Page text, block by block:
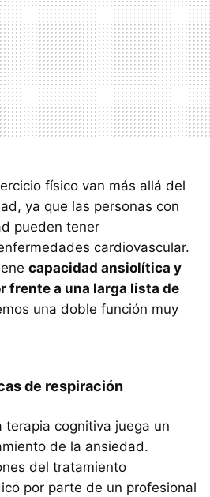
físico van más allá del
ya que las personas con
pueden tener
cardiovascular.
capacidad ansiolítica y
frente a una larga lista de
una doble función muy
de respiración
terapia cognitiva juega un
de la ansiedad.
del tratamiento
por parte de un profesional